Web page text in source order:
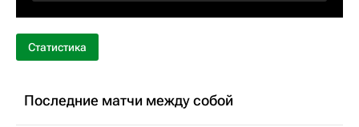
Статистика
Последние матчи между собой